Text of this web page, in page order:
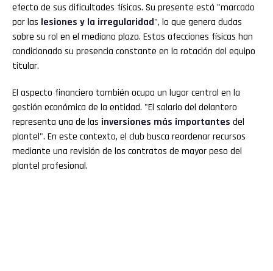
efecto de sus dificultades físicas. Su presente está "marcado
por las lesiones y la irregularidad", lo que genera dudas
sobre su rol en el mediano plazo. Estas afecciones físicas han
condicionado su presencia constante en la rotación del equipo
titular.
El aspecto financiero también ocupa un lugar central en la
gestión económica de la entidad. "El salario del delantero
representa una de las inversiones más importantes del
plantel". En este contexto, el club busca reordenar recursos
mediante una revisión de los contratos de mayor peso del
plantel profesional.